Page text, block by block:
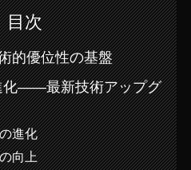
目次
的優位性の基盤
化――最新技術アップグ
進化
向上